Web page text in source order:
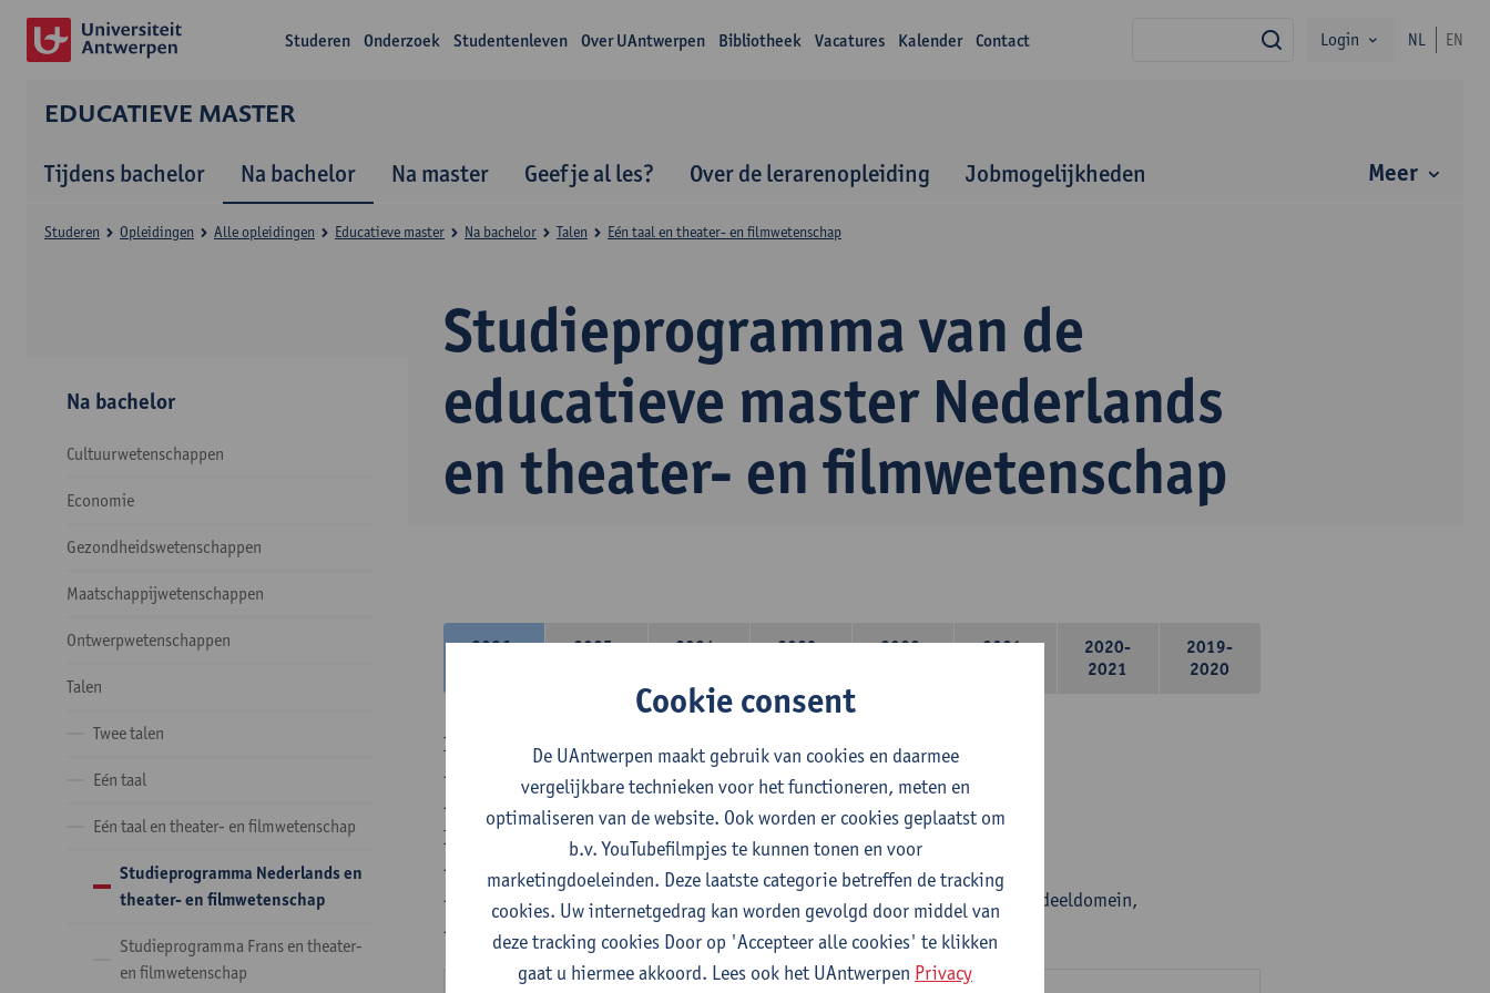
Studeren Onderzoek Studentenleven Over UAntwerpen Bibliotheek Vacatures Kalender Contact zoekLogin NL EN
EDUCATIEVE MASTER
Tijdens bachelor Na bachelor Na master Geef je al les? Over de lerarenopleiding Jobmogelijkheden Meer
Studieprogramma van de
educatieve master Nederlands
en theater- en filmwetenschap
Studeren Opleidingen Alle opleidingen Educatieve master Na bachelor Talen Eén taal en theater- en filmwetenschap
Na bachelor
Cultuurwetenschappen
Economie
Gezondheidswetenschappen
Maatschappijwetenschappen
Ontwerpwetenschappen
Talen
Twee talen
Eén taal
Eén taal en theater- en filmwetenschap
Studieprogramma Nederlands en
theater- en filmwetenschap
Studieprogramma Frans en theater-
en filmwetenschap
2026-
2025-
2024-
2023-
2022-
2021-
2020-
2021
2019-
2020
In de lerarencomponent heb je volgende keuze :
- Optie A : je kiest twee vakdidactieken
- Optie B: je kiest één vakdidactiek en een profilering
In de domeincomponent neem je 60 studiepunten op:
- 1 verplicht algemeen opleidingsonderdeel van 6 studiepunten,
- 24 of 30 studiepunten Nederlands en telkens minimum 6 studiepunten per deeldomein,
- 24 of 30 studiepunten theater- en filmwetenschap.
Cookie consent
De UAntwerpen maakt gebruik van cookies en daarmee
vergelijkbare technieken voor het functioneren, meten en
optimaliseren van de website. Ook worden er cookies geplaatst om
b.v. YouTubefilmpjes te kunnen tonen en voor
marketingdoeleinden. Deze laatste categorie betreffen de tracking
cookies. Uw internetgedrag kan worden gevolgd door middel van
deze tracking cookies Door op 'Accepteer alle cookies' te klikken
gaat u hiermee akkoord. Lees ook het UAntwerpen Privacy